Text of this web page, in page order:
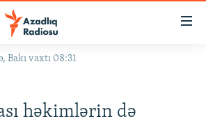
Bakı vaxtı 08:31
həkimlərin də